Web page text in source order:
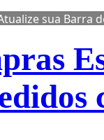
sua Barra